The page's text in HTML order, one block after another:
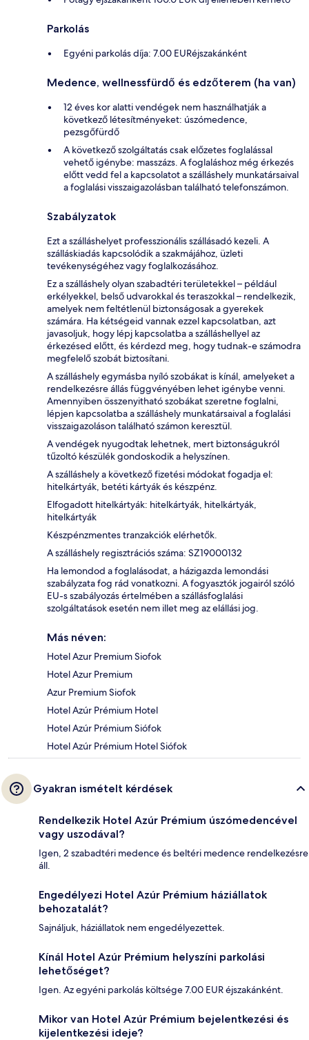
Parkolás
Egyéni parkolás díja: 7.00 EURéjszakánként
Medence, wellnessfürdő és edzőterem (ha van)
12 éves kor alatti vendégek nem használhatják a
következő létesítményeket: úszómedence,
pezsgőfürdő
A következő szolgáltatás csak előzetes foglalással
vehető igénybe: masszázs. A foglaláshoz még érkezés
előtt vedd fel a kapcsolatot a szálláshely munkatársaival
a foglalási visszaigazolásban található telefonszámon.
Szabályzatok
Ezt a szálláshelyet professzionális szállásadó kezeli. A
szálláskiadás kapcsolódik a szakmájához, üzleti
tevékenységéhez vagy foglalkozásához.
Ez a szálláshely olyan szabadtéri területekkel – például
erkélyekkel, belső udvarokkal és teraszokkal – rendelkezik,
amelyek nem feltétlenül biztonságosak a gyerekek
számára. Ha kétségeid vannak ezzel kapcsolatban, azt
javasoljuk, hogy lépj kapcsolatba a szálláshellyel az
érkezésed előtt, és kérdezd meg, hogy tudnak-e számodra
megfelelő szobát biztosítani.
A szálláshely egymásba nyíló szobákat is kínál, amelyeket a
rendelkezésre állás függvényében lehet igénybe venni.
Amennyiben összenyitható szobákat szeretne foglalni,
lépjen kapcsolatba a szálláshely munkatársaival a foglalási
visszaigazoláson található számon keresztül.
A vendégek nyugodtak lehetnek, mert biztonságukról
tűzoltó készülék gondoskodik a helyszínen.
A szálláshely a következő fizetési módokat fogadja el:
hitelkártyák, betéti kártyák és készpénz.
Elfogadott hitelkártyák: hitelkártyák, hitelkártyák,
hitelkártyák
Készpénzmentes tranzakciók elérhetők.
A szálláshely regisztrációs száma: SZ19000132
Ha lemondod a foglalásodat, a házigazda lemondási
szabályzata fog rád vonatkozni. A fogyasztók jogairól szóló
EU-s szabályozás értelmében a szállásfoglalási
szolgáltatások esetén nem illet meg az elállási jog.
Más néven:
Hotel Azur Premium Siofok
Hotel Azur Premium
Azur Premium Siofok
Hotel Azúr Prémium Hotel
Hotel Azúr Prémium Siófok
Hotel Azúr Prémium Hotel Siófok
Gyakran ismételt kérdések
Rendelkezik Hotel Azúr Prémium úszómedencével
vagy uszodával?
Igen, 2 szabadtéri medence és beltéri medence rendelkezésre
áll.
Engedélyezi Hotel Azúr Prémium háziállatok
behozatalát?
Sajnáljuk, háziállatok nem engedélyezettek.
Kínál Hotel Azúr Prémium helyszíni parkolási
lehetőséget?
Igen. Az egyéni parkolás költsége 7.00 EUR éjszakánként.
Mikor van Hotel Azúr Prémium bejelentkezési és
kijelentkezési ideje?